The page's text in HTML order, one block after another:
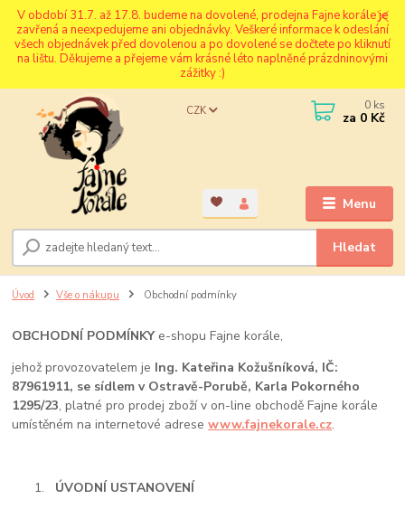
V období 31.7. až 17.8. budeme na dovolené, prodejna Fajne korále je
zavřená a neexpedujeme ani objednávky. Veškeré informace k odeslání
všech objednávek před dovolenou a po dovolené se dočtete po kliknutí
na lištu. Děkujeme a přejeme vám krásné léto naplněné prázdninovými
zážitky :)
Menu
CZK
Hledat
0 ks
za 0 Kč
Úvod Vše o nákupu Obchodní podmínky
OBCHODNÍ PODMÍNKYe-shopu Fajne korále,
jehož provozovatelem je Ing. Kateřina Kožušníková, IČ:
87961911, se sídlem v Ostravě-Porubě, Karla Pokorného
1295/23,platné pro prodej zboží v on-line obchodě Fajne korále
umístěném na internetové adresewww.fajnekorale.cz.
ÚVODNÍ USTANOVENÍ